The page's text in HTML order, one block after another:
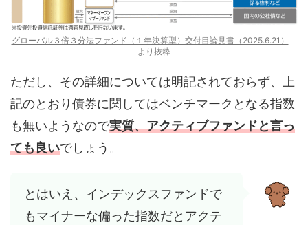
グローバル３倍３分法ファンド（１年決算型）交付目論見書（2025.6.21）
より抜粋
ただし、その詳細については明記されておらず、上
記のとおり債券に関してはベンチマークとなる指数
も無いようなので実質、アクティブファンドと言っ
ても良いでしょう。
とはいえ、インデックスファンドで
もマイナーな偏った指数だとアクテ